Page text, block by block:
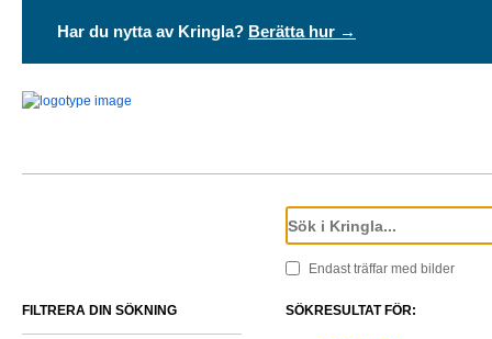
Har du nytta av Kringla? Berätta hur →
Endast träffar med bilder
SÖKRESULTAT FÖR:
FILTRERA DIN SÖKNING